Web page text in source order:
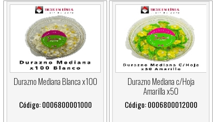
Durazno Mediana Blanca x100
Código: 0006800001000
Durazno Mediana c/Hoja
Amarilla x50
Código: 0006800012000